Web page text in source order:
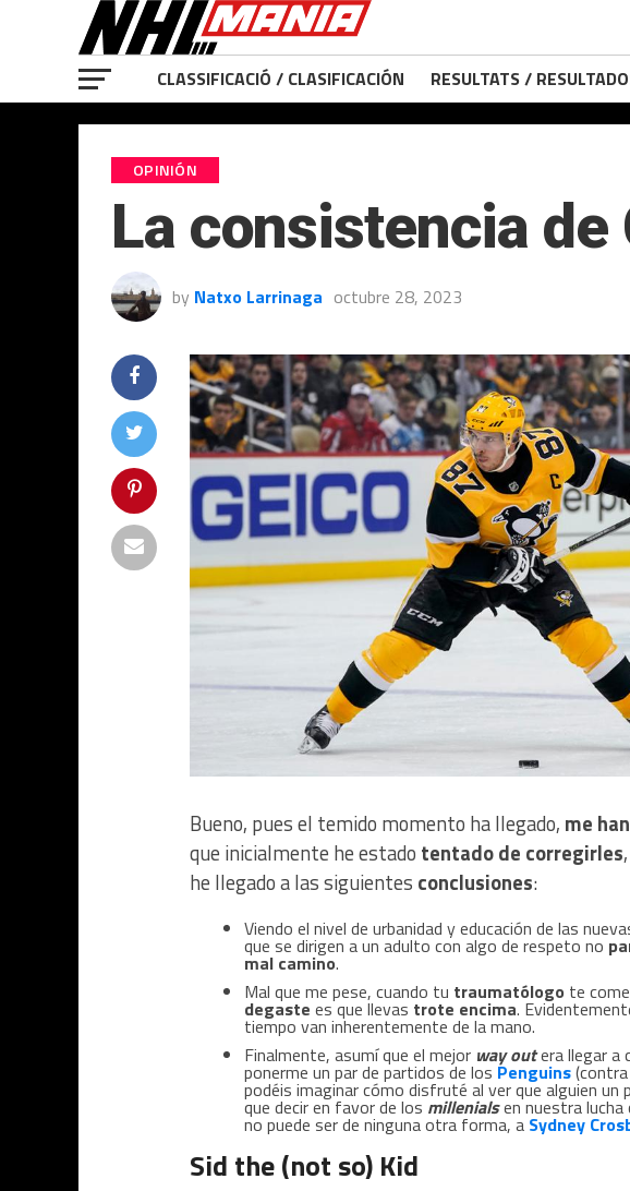
CLASSIFICACIÓ / CLASIFICACIÓN RESULTATS /
OPINIÓN
La consistencia de
by Natxo Larrinaga octubre 28, 2023
Bueno, pues el temido momento ha llegado, me
que inicialmente he estado tentado de corregirles
he llegado a las siguientes conclusiones:
Viendo el nivel de urbanidad y educación de las
que se dirigen a un adulto con algo de respeto no
mal camino.
Mal que me pese, cuando tu traumatólogo te
degaste es que llevas trote encima.
tiempo van inherentemente de la mano.
Finalmente, asumí que el mejor way outera llegar a
ponerme un par de partidos de los Penguins(contra
podéis imaginar cómo disfruté al ver que alguien
que decir en favor de los millenialsen nuestra lucha
no puede ser de ninguna otra forma, a Sydney
Sid the (not so) Kid